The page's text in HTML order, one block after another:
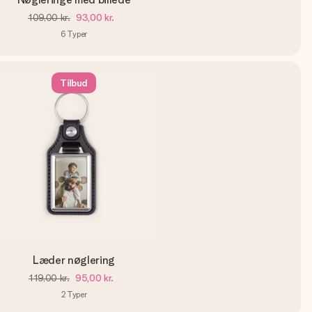
109,00 kr. 93,00 kr.
6 Typer
Tilbud
Læder nøglering
119,00 kr. 95,00 kr.
2 Typer